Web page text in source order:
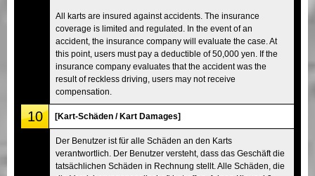
All karts are insured against accidents. The insurance
coverage is limited and regulated. In the event of an
accident, the insurance company will evaluate the case. At
this point, users must pay a deductible of 50,000 yen. If the
insurance company evaluates that the accident was the
result of reckless driving, users may not receive
compensation.
10 [Kart-Schäden / Kart Damages]
Der Benutzer ist für alle Schäden an den Karts
verantwortlich. Der Benutzer versteht, dass das Geschäft die
tatsächlichen Schäden in Rechnung stellt. Alle Schäden, die